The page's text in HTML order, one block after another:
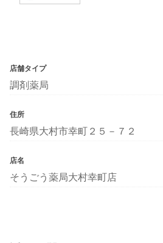
店舗タイプ
調剤薬局
住所
長崎県大村市幸町２５－７２
店名
そうごう薬局大村幸町店